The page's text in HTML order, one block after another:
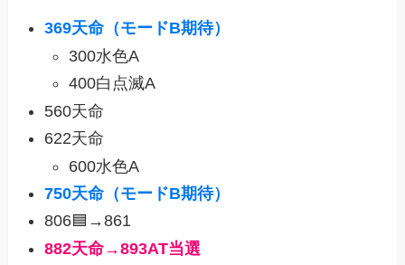
369天命 （モードB期待）
300水色A
400白点滅A
560天命
622天命
600水色A
750天命 （モードB期待）
806🟦→861
882天命→893AT当選